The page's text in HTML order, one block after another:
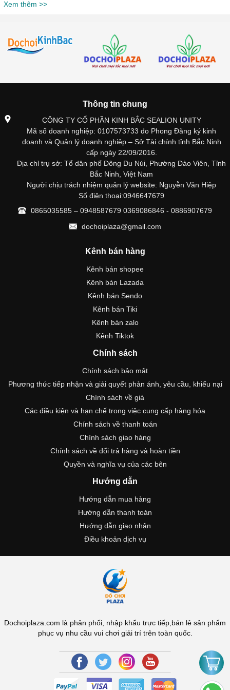
Xem thêm >>
Thông tin chung
CÔNG TY CỔ PHẦN KINH BẮC SEALION UNITY
Mã số doanh nghiệp: 0107573733 do Phong Đăng ký kinh
doanh và Quản lý doanh nghiệp – Sở Tài chính tỉnh Bắc Ninh
cấp ngày 22/09/2016.
Địa chỉ trụ sở: Tổ dân phố Đông Du Núi, Phường Đào Viên, Tỉnh
Bắc Ninh, Việt Nam
Người chịu trách nhiệm quản lý website: Nguyễn Văn Hiệp
Số điện thoại:0946647679
0865035585 – 0948587679 0369086846 - 0886907679
dochoiplaza@gmail.com
Kênh bán hàng
Kênh bán shopee
Kênh bán Lazada
Kênh bán Sendo
Kênh bán Tiki
Kênh bán zalo
Kênh Tiktok
Chính sách
Chính sách bảo mật
Phương thức tiếp nhận và giải quyết phản ánh, yêu cầu, khiếu nại
Chính sách về giá
Các điều kiện và hạn chế trong việc cung cấp hàng hóa
Chính sách về thanh toán
Chính sách giao hàng
Chính sách về đổi trả hàng và hoàn tiền
Quyền và nghĩa vụ của các bên
Hướng dẫn
Hướng dẫn mua hàng
Hướng dẫn thanh toán
Hướng dẫn giao nhận
Điều khoản dịch vụ
Dochoiplaza.com là phân phối, nhập khẩu trực tiếp,bán lẻ sản phẩm
phục vụ nhu cầu vui chơi giải trí trên toàn quốc.